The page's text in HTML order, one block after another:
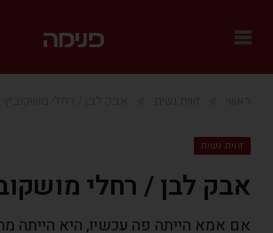
זווית נשית
אבק לבן / רחלי
אם אמא הייתה פה עכשיו, היא הייתה